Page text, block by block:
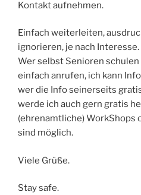
Kontakt aufnehmen.
Einfach weiterleiten,
ignorieren, je nach
Wer selbst Senioren
einfach anrufen, ich kann
wer die Info seinerseits
werde ich auch gern gratis
(ehrenamtliche) WorkShops
sind möglich.
Viele Grüße.
Stay safe.